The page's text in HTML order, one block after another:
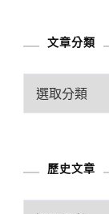
文章分類
歷史文章